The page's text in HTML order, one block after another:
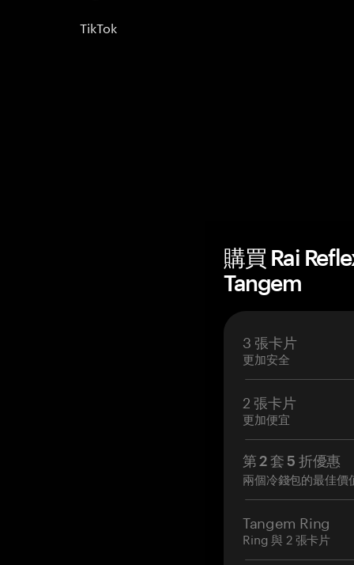
TikTok
購買 Rai
Tangem
3 張卡片
更加安全
2 張卡片
更加便宜
第 2 套 5 折優惠
兩個冷錢包的最佳價
Tangem Ring
Ring 與 2 張卡片